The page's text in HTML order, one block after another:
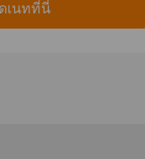
เนทที่นี่